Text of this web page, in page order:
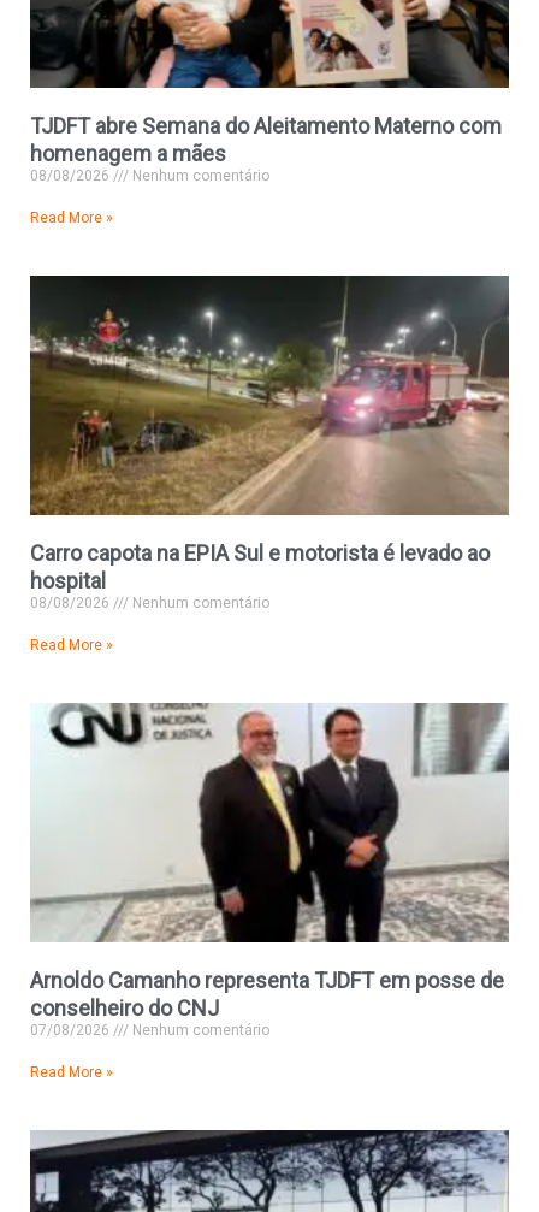
TJDFT abre Semana do Aleitamento Materno com
homenagem a mães
08/08/2026 Nenhum comentário
Read More »
Carro capota na EPIA Sul e motorista é levado ao
hospital
08/08/2026 Nenhum comentário
Read More »
Arnoldo Camanho representa TJDFT em posse de
conselheiro do CNJ
07/08/2026 Nenhum comentário
Read More »